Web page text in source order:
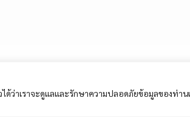
าเราจะดูแลและรักษาความปลอดภัยข้อมูลของท่าน